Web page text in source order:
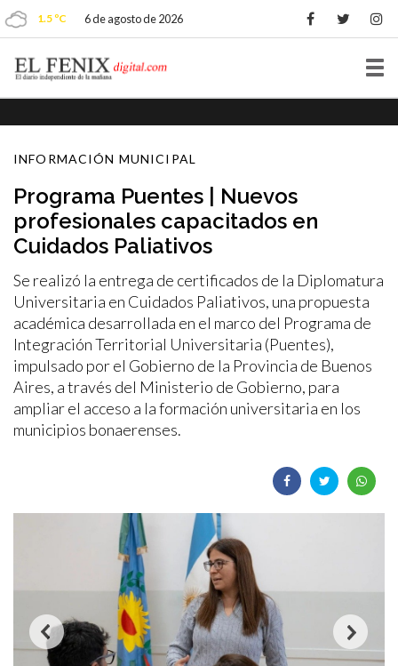
1.5 ºC 6 de agosto de 2026
INFORMACIÓN MUNICIPAL
Programa Puentes | Nuevos
profesionales capacitados en
Cuidados Paliativos
Se realizó la entrega de certificados de la Diplomatura
Universitaria en Cuidados Paliativos, una propuesta
académica desarrollada en el marco del Programa de
Integración Territorial Universitaria (Puentes),
impulsado por el Gobierno de la Provincia de Buenos
Aires, a través del Ministerio de Gobierno, para
ampliar el acceso a la formación universitaria en los
municipios bonaerenses.